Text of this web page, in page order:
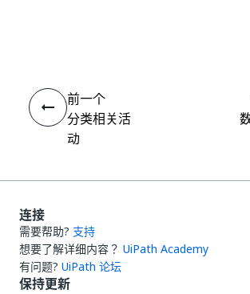
前一个
分类相关活
动
连接
需要帮助? 支持
想要了解详细内容？ UiPath Academy
有问题? UiPath 论坛
保持更新